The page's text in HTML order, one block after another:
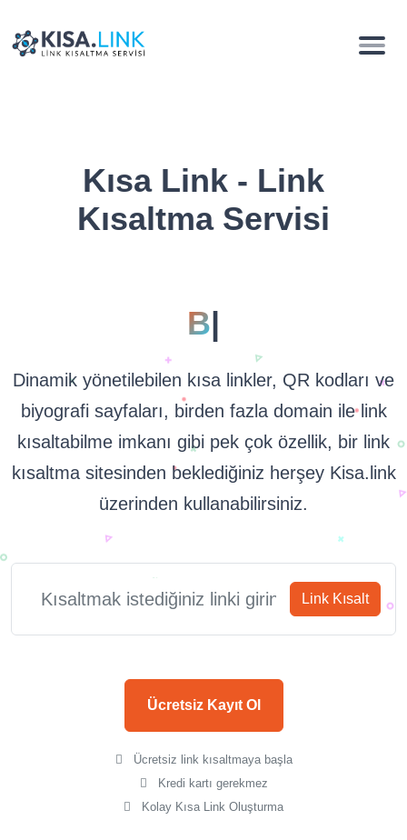
Kısa Link - Link
Kısaltma Servisi
Biyogr
Dinamik yönetilebilen kısa linkler, QR kodları ve
biyografi sayfaları, birden fazla domain ile link
kısaltabilme imkanı gibi pek çok özellik, bir link
kısaltma sitesinden beklediğiniz herşey Kisa.link
üzerinden kullanabilirsiniz.
Link Kısalt
Ücretsiz Kayıt Ol
Ücretsiz link kısaltmaya başla
Kredi kartı gerekmez
Kolay Kısa Link Oluşturma